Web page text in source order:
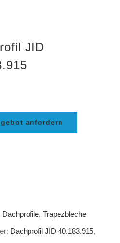
JID
anfordern
Dachprofile, Trapezbleche
Dachprofil JID 40.183.915,